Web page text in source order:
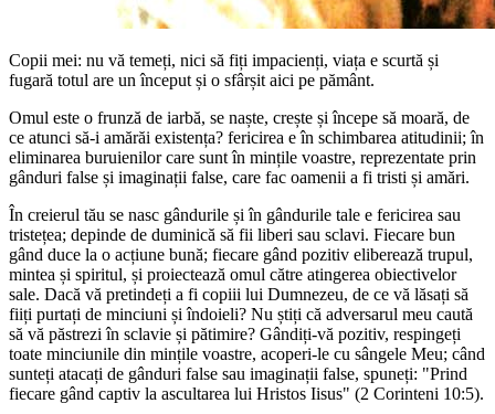
Copii mei: nu vă temeți, nici să fiți impacienți, viața e scurtă și
fugară totul are un început și o sfârșit aici pe pământ.
Omul este o frunză de iarbă, se naște, crește și începe să moară, de
ce atunci să-i amărăi existența? fericirea e în schimbarea atitudinii; în
eliminarea buruienilor care sunt în mințile voastre, reprezentate prin
gânduri false și imaginații false, care fac oamenii a fi tristi și amări.
În creierul tău se nasc gândurile și în gândurile tale e fericirea sau
tristețea; depinde de duminică să fii liberi sau sclavi. Fiecare bun
gând duce la o acțiune bună; fiecare gând pozitiv eliberează trupul,
mintea și spiritul, și proiectează omul către atingerea obiectivelor
sale. Dacă vă pretindeți a fi copiii lui Dumnezeu, de ce vă lăsați să
fiiți purtați de minciuni și îndoieli? Nu știți că adversarul meu caută
să vă păstrezi în sclavie și pătimire? Gândiți-vă pozitiv, respingeți
toate minciunile din mințile voastre, acoperi-le cu sângele Meu; când
sunteți atacați de gânduri false sau imaginații false, spuneți: "Prind
fiecare gând captiv la ascultarea lui Hristos Iisus" (2 Corinteni 10:5).